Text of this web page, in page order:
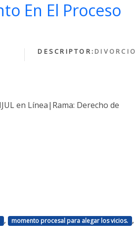
En El Proceso
DESCRIPTOR: DIVORCIO
en Línea|Rama: Derecho de
, momento procesal para alegar los vicios. ,